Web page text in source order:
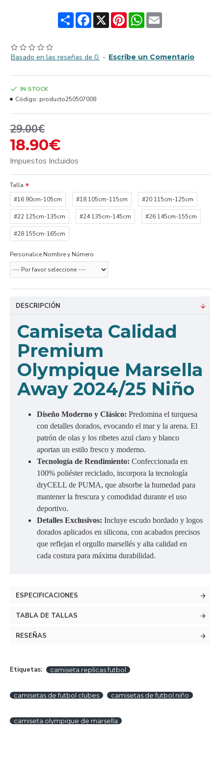
ShareFacebook
X PinterestWhatsApp
Email
Basado en las reseñas de 0. - Escribe un Comentario
18.90€
29.00€
Impuestos Incluidos
IN STOCK
Código: producto250507008
Talla
#16 90cm-105cm
#18 105cm-115cm #20 115cm-125cm
#22 125cm-135cm #24 135cm-145cm #26 145cm-155cm
#28 155cm-165cm
Personalice Nombre y Número
DESCRIPCIÓN
Camiseta Calidad
Premium
Olympique Marsella
Away 2024/25 Niño
Diseño Moderno y Clásico: Predomina el turquesa
con detalles dorados, evocando el mar y la arena. El
patrón de olas y los ribetes azul claro y blanco
aportan un estilo fresco y moderno.
Tecnología de Rendimiento: Confeccionada en
100% poliéster reciclado, incorpora la tecnología
dryCELL de PUMA, que absorbe la humedad para
mantener la frescura y comodidad durante el uso
deportivo.
Detalles Exclusivos: Incluye escudo bordado y logos
dorados aplicados en silicona, con acabados precisos
que reflejan el orgullo marsellés y alta calidad en
cada costura para máxima durabilidad.
ESPECIFICACIONES
TABLA DE TALLAS
RESEÑAS
Etiquetas: camiseta replicas futbol
camisetas de futbol clubes camisetas de futbol niño
camiseta olympique de marsella